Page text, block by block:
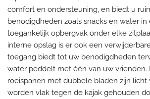
comfort en ondersteuning, en biedt u
benodigdheden zoals snacks en water
toegankelijk opbergvak onder elke
interne opslag is er ook een
toegang biedt tot uw benodigdheden
water peddelt met één van uw vrienden.
roeispanen met dubbele bladen zijn licht
worden vlak tegen de kajak gehouden